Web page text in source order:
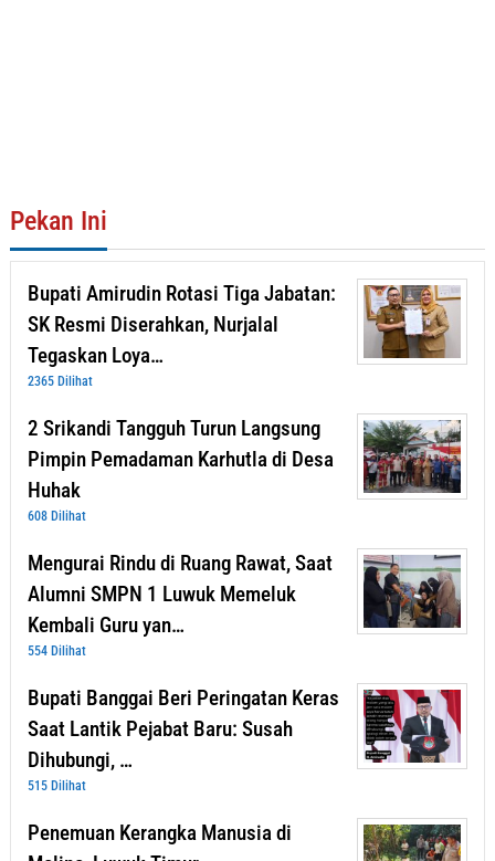
Pekan Ini
Bupati Amirudin Rotasi Tiga Jabatan:
SK Resmi Diserahkan, Nurjalal
Tegaskan Loya…
2365 Dilihat
2 Srikandi Tangguh Turun Langsung
Pimpin Pemadaman Karhutla di Desa
Huhak
608 Dilihat
Mengurai Rindu di Ruang Rawat, Saat
Alumni SMPN 1 Luwuk Memeluk
Kembali Guru yan…
554 Dilihat
Bupati Banggai Beri Peringatan Keras
Saat Lantik Pejabat Baru: Susah
Dihubungi, …
515 Dilihat
Penemuan Kerangka Manusia di